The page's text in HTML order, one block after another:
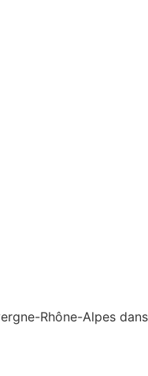
Rhône-Alpes